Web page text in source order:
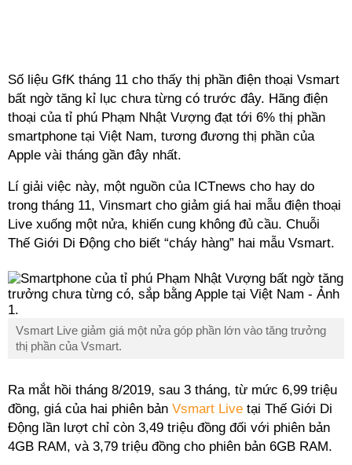
Số liệu GfK tháng 11 cho thấy thị phần điện thoại Vsmart
bất ngờ tăng kỉ lục chưa từng có trước đây. Hãng điện
thoại của tỉ phú Phạm Nhật Vượng đạt tới 6% thị phần
smartphone tại Việt Nam, tương đương thị phần của
Apple vài tháng gần đây nhất.
Lí giải việc này, một nguồn của ICTnews cho hay do
trong tháng 11, Vinsmart cho giảm giá hai mẫu điện thoại
Live xuống một nửa, khiến cung không đủ cầu. Chuỗi
Thế Giới Di Động cho biết “cháy hàng” hai mẫu Vsmart.
Vsmart Live giảm giá một nửa góp phần lớn vào tăng trưởng
thị phần của Vsmart.
Ra mắt hồi tháng 8/2019, sau 3 tháng, từ mức 6,99 triệu
đồng, giá của hai phiên bản Vsmart Live tại Thế Giới Di
Động lần lượt chỉ còn 3,49 triệu đồng đối với phiên bản
4GB RAM, và 3,79 triệu đồng cho phiên bản 6GB RAM.